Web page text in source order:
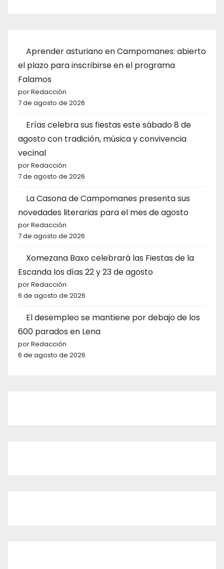
Aprender asturiano en Campomanes: abierto
el plazo para inscribirse en el programa
Falamos
por Redacción
7 de agosto de 2026
Erías celebra sus fiestas este sábado 8 de
agosto con tradición, música y convivencia
vecinal
por Redacción
7 de agosto de 2026
La Casona de Campomanes presenta sus
novedades literarias para el mes de agosto
por Redacción
7 de agosto de 2026
Xomezana Baxo celebrará las Fiestas de la
Escanda los días 22 y 23 de agosto
por Redacción
6 de agosto de 2026
El desempleo se mantiene por debajo de los
600 parados en Lena
por Redacción
6 de agosto de 2026